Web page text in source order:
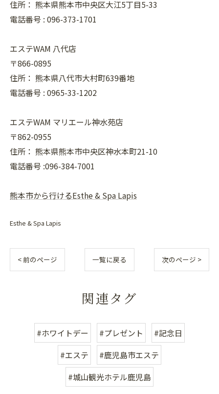
住所： 熊本県熊本市中央区大江5丁目5-33
電話番号 : 096-373-1701
エステWAM 八代店
〒866-0895
住所： 熊本県八代市大村町639番地
電話番号 : 0965-33-1202
エステWAM マリエール神水苑店
〒862-0955
住所： 熊本県熊本市中央区神水本町21-10
電話番号 :096-384-7001
熊本市から行けるEsthe & Spa Lapis
Esthe & Spa Lapis
< 前のページ 一覧に戻る 次のページ >
関連タグ
#ホワイトデー #プレゼント
#記念日
#エステ
#鹿児島市エステ
#城山観光ホテル鹿児島